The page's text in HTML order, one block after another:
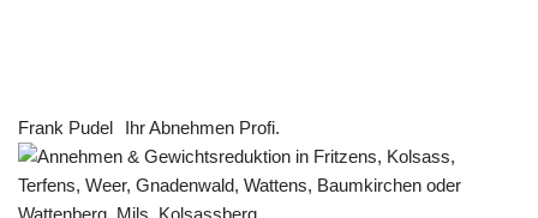
Frank Pudel Ihr Abnehmen Profi.